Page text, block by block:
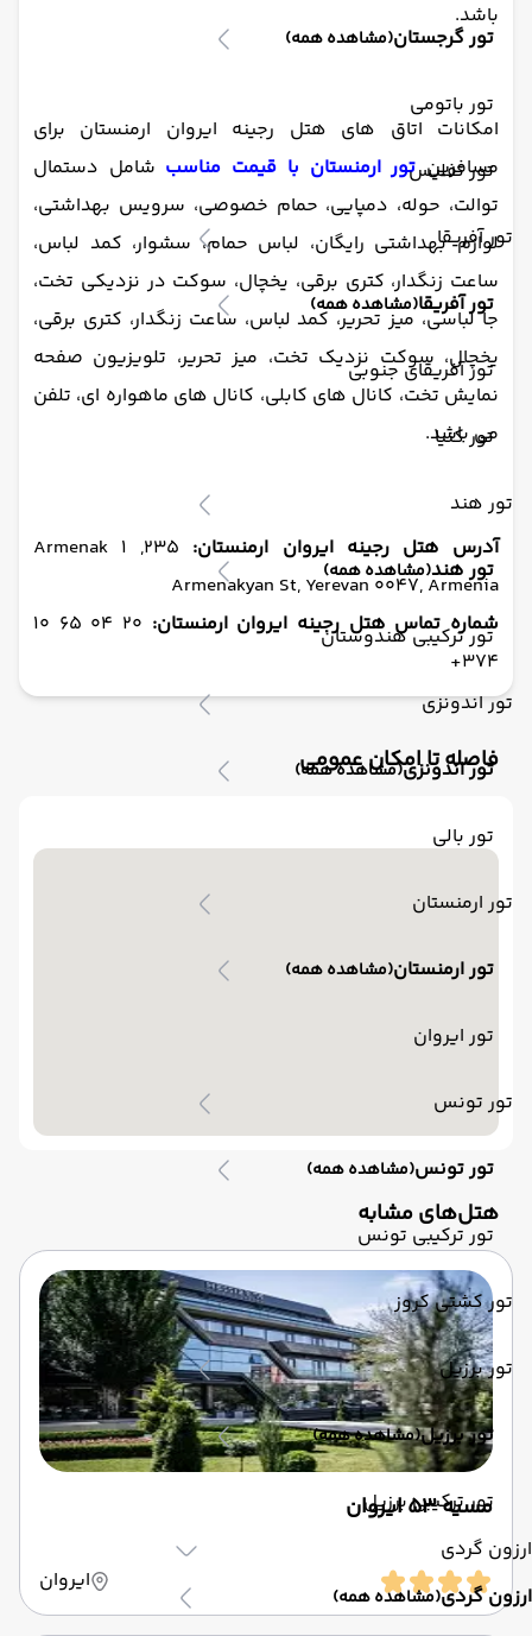
تور گرجستان(مشاهده همه)
تور باتومی
تور تفلیس
تور آفریقا
تور آفریقا(مشاهده همه)
تور آفریقای جنوبی
تور کنیا
تور هند
تور هند(مشاهده همه)
تور ترکیبی هندوستان
تور اندونزی
تور اندونزی(مشاهده همه)
تور بالی
تور ارمنستان
تور ارمنستان(مشاهده همه)
تور ایروان
تور تونس
تور تونس(مشاهده همه)
تور ترکیبی تونس
تور کشتی کروز
تور برزیل
تور برزیل(مشاهده همه)
تور ترکیبی برزیل
ارزون گردی
ارزون گردی(مشاهده همه)
باشد.
امکانات اتاق های هتل رجینه ایروان ارمنستان برای
مسافرینتور ارمنستان با قیمت مناسب شامل دستمال
توالت، حوله، دمپایی، حمام خصوصی، سرویس بهداشتی،
لوازم بهداشتی رایگان، لباس حمام، سشوار، کمد لباس،
ساعت زنگدار، کتری برقی، یخچال، سوکت در نزدیکی تخت،
جا لباسی، میز تحریر، کمد لباس، ساعت زنگدار، کتری برقی،
یخچال، سوکت نزدیک تخت، میز تحریر، تلویزیون صفحه
نمایش تخت، کانال های کابلی، کانال های ماهواره ای، تلفن
می باشد.
آدرس هتل رجینه ایروان ارمنستان:
235, 1 Armenak
Armenakyan St, Yerevan 0047, Armenia
شماره تماس هتل رجینه ایروان ارمنستان:
20 04 65 10
374+
فاصله تا امکان عمومی
‌هتل‌های مشابه
مسیه 53 ایروان
ایروان